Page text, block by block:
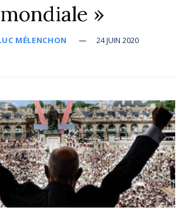
mondiale »
MÉLENCHON 24 JUIN 2020